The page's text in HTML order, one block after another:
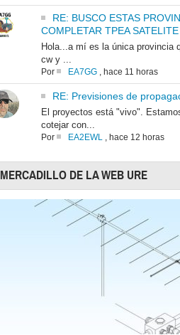
RE: BUSCO ESTAS
COMPLETAR TPEA SATELITE
Hola...a mí es la única provincia
cw y ...
Por EA7GG, hace 11 horas
RE: Previsiones de
El proyectos está "vivo".
cotejar con...
Por EA2EWL, hace 12 horas
MERCADILLO DE LA WEB URE